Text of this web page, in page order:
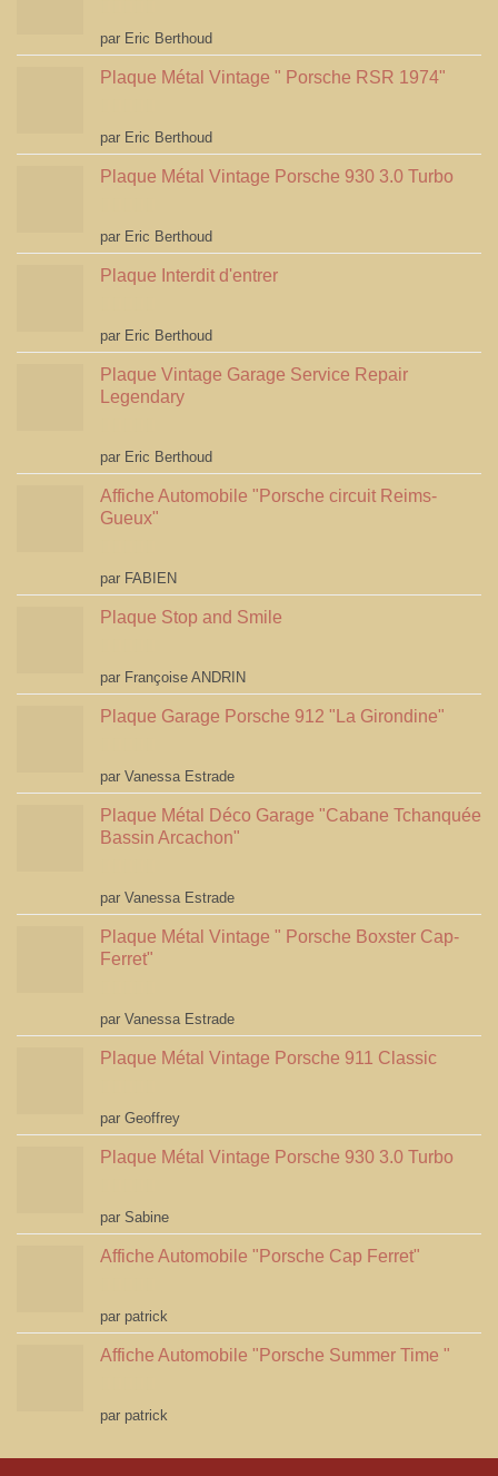
Note5sur 5
par Eric Berthoud
Plaque Métal Vintage " Porsche RSR 1974"
Note5sur 5
par Eric Berthoud
Plaque Métal Vintage Porsche 930 3.0 Turbo
Note5sur 5
par Eric Berthoud
Plaque Interdit d'entrer
Note5sur 5
par Eric Berthoud
Plaque Vintage Garage Service Repair
Legendary
Note5sur 5
par Eric Berthoud
Affiche Automobile "Porsche circuit Reims-
Gueux"
Note5sur 5
par FABIEN
Plaque Stop and Smile
Note4
sur 5
par Françoise ANDRIN
Plaque Garage Porsche 912 "La Girondine"
Note5sur 5
par Vanessa Estrade
Plaque Métal Déco Garage "Cabane Tchanquée
Bassin Arcachon"
Note5sur 5
par Vanessa Estrade
Plaque Métal Vintage " Porsche Boxster Cap-
Ferret"
Note5sur 5
par Vanessa Estrade
Plaque Métal Vintage Porsche 911 Classic
Note5sur 5
par Geoffrey
Plaque Métal Vintage Porsche 930 3.0 Turbo
Note5sur 5
par Sabine
Affiche Automobile "Porsche Cap Ferret"
Note4
sur 5
par patrick
Affiche Automobile "Porsche Summer Time "
Note4
sur 5
par patrick